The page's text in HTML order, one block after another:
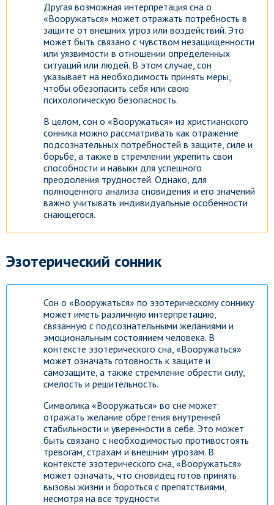
Другая возможная интерпретация сна о
«Вооружаться» может отражать потребность в
защите от внешних угроз или воздействий. Это
может быть связано с чувством незащищенности
или уязвимости в отношении определенных
ситуаций или людей. В этом случае, сон
указывает на необходимость принять меры,
чтобы обезопасить себя или свою
психологическую безопасность.
В целом, сон о «Вооружаться» из христианского
сонника можно рассматривать как отражение
подсознательных потребностей в защите, силе и
борьбе, а также в стремлении укрепить свои
способности и навыки для успешного
преодоления трудностей. Однако, для
полноценного анализа сновидения и его значений
важно учитывать индивидуальные особенности
снающегося.
Эзотерический сонник
Сон о «Вооружаться» по эзотерическому соннику
может иметь различную интерпретацию,
связанную с подсознательными желаниями и
эмоциональным состоянием человека. В
контексте эзотерического сна, «Вооружаться»
может означать готовность к защите и
самозащите, а также стремление обрести силу,
смелость и решительность.
Символика «Вооружаться» во сне может
отражать желание обретения внутренней
стабильности и уверенности в себе. Это может
быть связано с необходимостью противостоять
тревогам, страхам и внешним угрозам. В
контексте эзотерического сна, «Вооружаться»
может означать, что сновидец готов принять
вызовы жизни и бороться с препятствиями,
несмотря на все трудности.